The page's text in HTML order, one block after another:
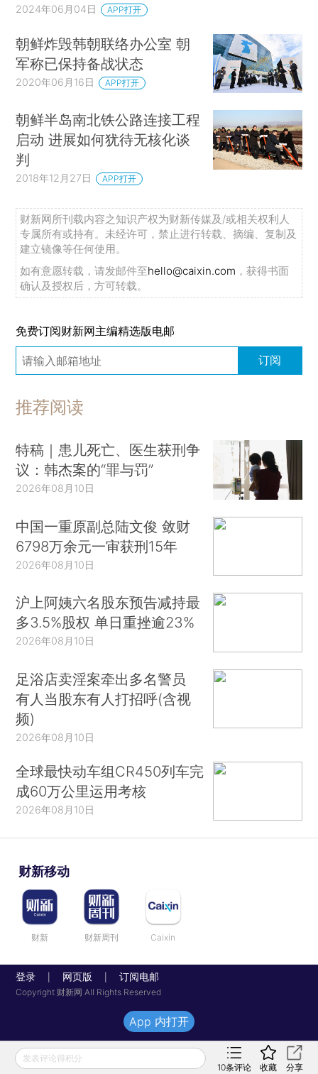
2024年06月04日 APP打开
朝鲜炸毁韩朝联络办公室 朝
军称已保持备战状态
2020年06月16日 APP打开
朝鲜半岛南北铁公路连接工程
启动 进展如何犹待无核化谈
判
2018年12月27日 APP打开
财新网所刊载内容之知识产权为财新传媒及/或相关权利人
专属所有或持有。未经许可，禁止进行转载、摘编、复制及
建立镜像等任何使用。
如有意愿转载，请发邮件至hello@caixin.com ，获得书面
确认及授权后，方可转载。
免费订阅财新网主编精选版电邮
订阅
推荐阅读
特稿｜患儿死亡、医生获刑争
议：韩杰案的“罪与罚”
2026年08月10日
中国一重原副总陆文俊 敛财
6798万余元一审获刑15年
2026年08月10日
沪上阿姨六名股东预告减持最
多3.5%股权 单日重挫逾23%
2026年08月10日
足浴店卖淫案牵出多名警员
有人当股东有人打招呼(含视
频)
2026年08月10日
全球最快动车组CR450列车完
成60万公里运用考核
2026年08月10日
财新移动
财新 财新周刊 Caixin
登录 网页版 订阅电邮
Copyright 财新网 All Rights Reserved
发表评论得积分
10条评论 收藏 分享
App 内打开